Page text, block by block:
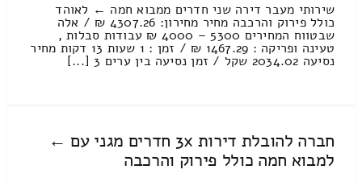
שירותי מעבר דירה שני חדרים ממבוא חמה ← לאוהד
כולל פירוק והרכבה מחיר מחירון: 4307.26 ₪ / אלה
שבטווח המחירים 5300 – 4000 ₪ עבודות סבלות ,
טעינה ופריקה : 1467.29 ₪ / זמן : 1 שעות 13 דקות מחיר
נסיעה 2034.02 שקל / זמן נסיעה בין ערים 3 [...]
חברה להובלת דירות 3x חדרים מגני עם ←
למבוא חמה כולל פירוק והרכבה